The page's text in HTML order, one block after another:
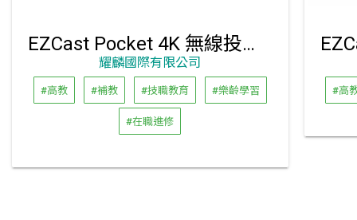
EZCast Pocket 4K 無線投影傳輸器套組 (HDMI)
耀麟國際有限公司
#高教 #補教 #技職教育 #樂齡學習
#在職進修
#高